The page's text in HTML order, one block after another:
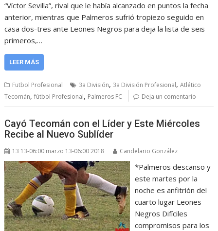
“Víctor Sevilla”, rival que le había alcanzado en puntos la fecha
anterior, mientras que Palmeros sufrió tropiezo seguido en
casa dos-tres ante Leones Negros para deja la lista de seis
primeros,…
LEER MÁS
Futbol Profesional 3a División,3a División Profesional,Atlético
Tecomán,fútbol Profesional, Palmeros FC Deja un comentario
Cayó Tecomán con el Líder y Este Miércoles
Recibe al Nuevo Sublíder
13 13-06:00 marzo 13-06:00 2018 Candelario González
*Palmeros descanso y
este martes por la
noche es anfitrión del
cuarto lugar Leones
Negros Difíciles
compromisos para los